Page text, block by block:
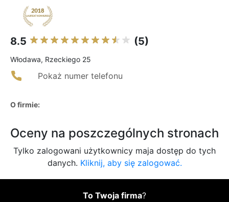
8.5 (5)
Włodawa, Rzeckiego 25
Pokaż numer telefonu
O firmie:
Oceny na poszczególnych stronach
Tylko zalogowani użytkownicy maja dostęp do tych
danych. Kliknij, aby się zalogować.
To Twoja firma?